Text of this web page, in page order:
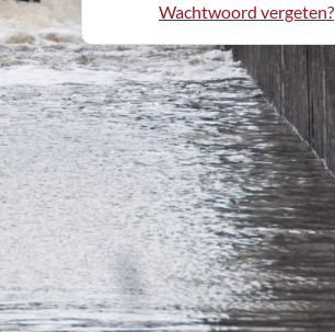
Wachtwoord vergeten?